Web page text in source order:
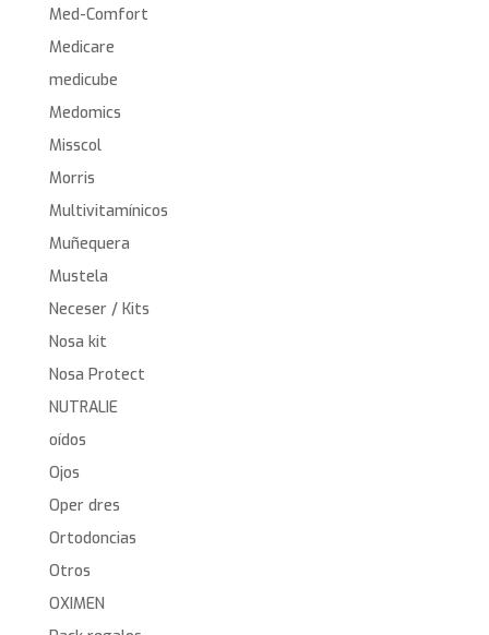
Med-Comfort
Medicare
medicube
Medomics
Misscol
Morris
Multivitamínicos
Muñequera
Mustela
Neceser / Kits
Nosa kit
Nosa Protect
NUTRALIE
oídos
Ojos
Oper dres
Ortodoncias
Otros
OXIMEN